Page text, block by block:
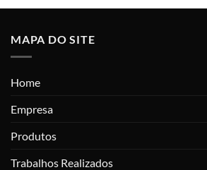
MAPA DO SITE
Home
Empresa
Produtos
Trabalhos Realizados